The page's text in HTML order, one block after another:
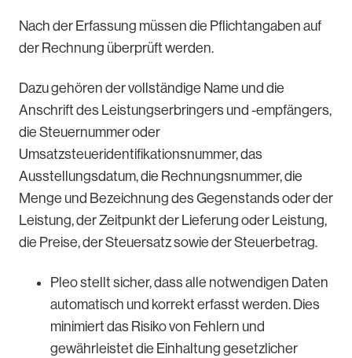
Nach der Erfassung müssen die Pflichtangaben auf
der Rechnung überprüft werden.
Dazu gehören der vollständige Name und die
Anschrift des Leistungserbringers und -empfängers,
die Steuernummer oder
Umsatzsteueridentifikationsnummer, das
Ausstellungsdatum, die Rechnungsnummer, die
Menge und Bezeichnung des Gegenstands oder der
Leistung, der Zeitpunkt der Lieferung oder Leistung,
die Preise, der Steuersatz sowie der Steuerbetrag.
Pleo stellt sicher, dass alle notwendigen Daten
automatisch und korrekt erfasst werden. Dies
minimiert das Risiko von Fehlern und
gewährleistet die Einhaltung gesetzlicher